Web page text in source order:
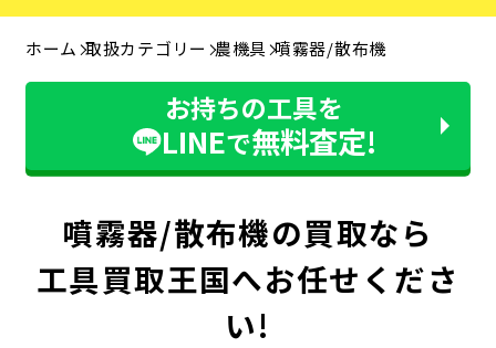
ホーム 取扱カテゴリー 農機具 噴霧器/散布機
お持ちの工具を
LINEで無料査定!
噴霧器/散布機の買取なら
工具買取王国へお任せくださ
い!